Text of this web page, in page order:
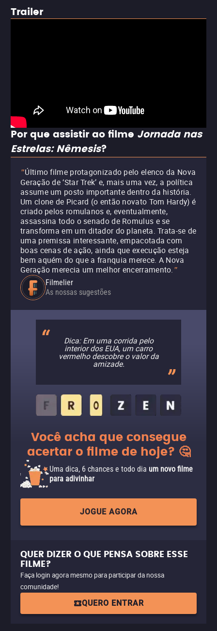
Trailer
Por que assistir ao filme Jornada nas
Estrelas: Nêmesis?
"Último filme protagonizado pelo elenco da Nova
Geração de ‘Star Trek’ e, mais uma vez, a política
assume um posto importante dentro da história.
Um clone de Picard (o então novato Tom Hardy) é
criado pelos romulanos e, eventualmente,
assassina todo o senado de Romulus e se
transforma em um ditador do planeta. Trata-se de
uma premissa interessante, empacotada com
boas cenas de ação, ainda que execução esteja
bem aquém do que a franquia merece. A Nova
Geração merecia um melhor encerramento. "
Filmelier
As nossas sugestões
Dica: Em uma corrida pelo
interior dos EUA, um carro
vermelho descobre o valor da
amizade.
Você acha que consegue
acertar o filme de hoje? 🤔
Uma dica, 6 chances e todo dia um novo filme
para adivinhar
JOGUE AGORA
QUER DIZER O QUE PENSA SOBRE ESSE
FILME?
Faça login agora mesmo para participar da nossa
comunidade!
QUERO ENTRAR